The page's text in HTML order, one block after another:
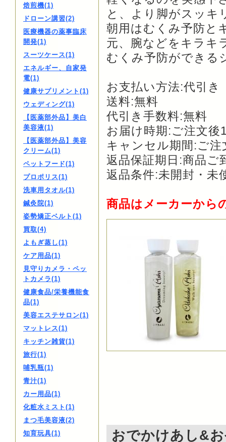
焙煎機(1)
ドローン講習(2)
医療機器の薬事臨床
開発(1)
スーツケース(1)
エネルギー、自家発
電(1)
健康サプリメント(1)
ウェディング(1)
【医薬部外品】美白
美容液(1)
【医薬部外品】美容
クリーム(1)
ペットフード(1)
プロポリス(1)
洗車用タオル(1)
鍼灸院(1)
姿勢矯正ベルト(1)
買取(4)
よもぎ蒸し(1)
ケア用品(1)
見守りカメラ・ペッ
トカメラ(1)
健康食品/栄養機能食
品(1)
美容エステサロン(1)
マットレス(1)
キッチン雑貨(1)
旅行(1)
哺乳瓶(1)
青汁(1)
カー用品(1)
化粧水ミスト(1)
まつ毛美容液(2)
知育玩具(1)
と、より脚がスッキ
朝用はむくみ予防と
元、腕などをキラキ
むくみ予防ができる
お支払い方法:代引き
送料:無料
代引き手数料:無料
お届け時期:ご注文後
キャンセル期間:ご注
返品保証期日:商品ご
返品条件:未開封・未
商品はメーカーから
おでかけあし&